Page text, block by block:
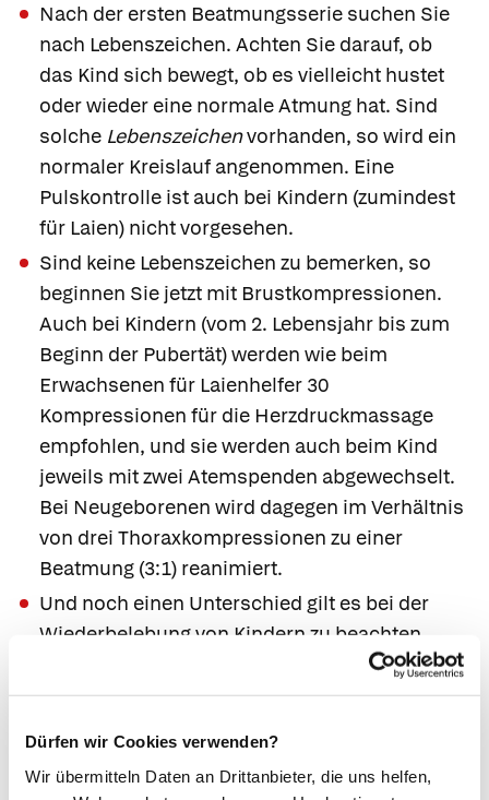
Dürfen wir Cookies verwenden?
Wir übermitteln Daten an Drittanbieter, die uns helfen,
Nach der ersten Beatmungsserie suchen Sie
nach Lebenszeichen. Achten Sie darauf, ob
das Kind sich bewegt, ob es vielleicht hustet
oder wieder eine normale Atmung hat. Sind
solche Lebenszeichenvorhanden, so wird ein
normaler Kreislauf angenommen. Eine
Pulskontrolle ist auch bei Kindern (zumindest
für Laien) nicht vorgesehen.
Sind keine Lebenszeichen zu bemerken, so
beginnen Sie jetzt mit Brustkompressionen.
Auch bei Kindern (vom 2. Lebensjahr bis zum
Beginn der Pubertät) werden wie beim
Erwachsenen für Laienhelfer 30
Kompressionen für die Herzdruckmassage
empfohlen, und sie werden auch beim Kind
jeweils mit zwei Atemspenden abgewechselt.
Bei Neugeborenen wird dagegen im Verhältnis
von drei Thoraxkompressionen zu einer
Beatmung (3:1) reanimiert.
Und noch einen Unterschied gilt es bei der
Wiederbelebung von Kindern zu beachten.
Falls Sie alleine sind und einen Notruf nur
tätigen können, wenn Sie das Kind kurz
Minutelang, ob Sie dem Kind durch
Wiederbelebungsmaßnahmen